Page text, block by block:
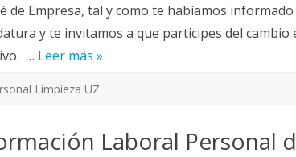
de Empresa, tal y como te habíamos
y te invitamos a que participes del
… Leer más »
Limpieza UZ
Laboral Personal